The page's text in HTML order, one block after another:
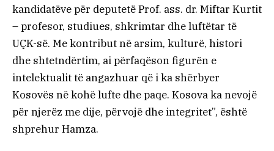
kandidatëve për deputetë Prof. ass. dr. Miftar Kurtit
– profesor, studiues, shkrimtar dhe luftëtar të
UÇK-së. Me kontribut në arsim, kulturë, histori
dhe shtetndërtim, ai përfaqëson figurën e
intelektualit të angazhuar që i ka shërbyer
Kosovës në kohë lufte dhe paqe. Kosova ka nevojë
për njerëz me dije, përvojë dhe integritet”, është
shprehur Hamza.